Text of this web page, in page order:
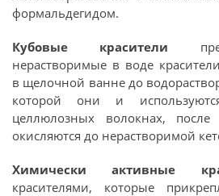
формальдегидом.
Кубовые красители
нерастворимые в воде
в щелочной ванне до
которой они и
целлюлозных волокнах,
окисляются до нерастворимой
Химически активные
красителями, которые